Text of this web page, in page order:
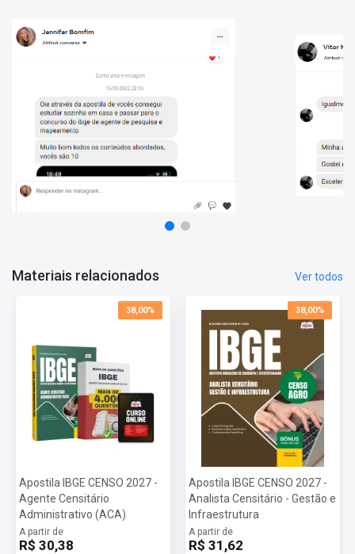
temas são abordados conforme o referencial adotado pelos
autores, visando à clareza e à amplitude na preparação.
Matérias da Apostila:
Raciocínio Lógico Quantitativo
Noções de Administração/Situações Gerenciais
Conhecimentos Técnicos
Informações Sobre o Concurso IBGE CENSO 2027:
Inscrições: De 12/06/2026 a 01/07/2026
Materiais relacionados Ver todos
38,00%
Apostila IBGE CENSO 2027 -
Agente Censitário
Administrativo (ACA)
A partir de
R$ 30,38
38,00%
Apostila IBGE CENSO 2027 -
Analista Censitário - Gestão e
Infraestrutura
A partir de
R$ 31,62